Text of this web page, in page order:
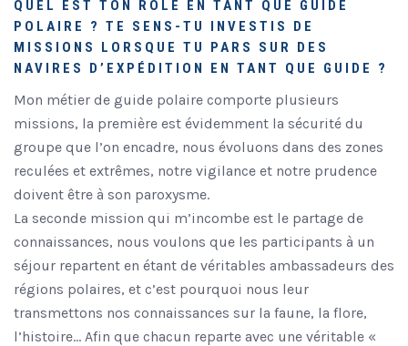
QUEL EST TON RÔLE EN TANT QUE GUIDE
POLAIRE ? TE SENS-TU INVESTIS DE
MISSIONS LORSQUE TU PARS SUR DES
NAVIRES D’EXPÉDITION EN TANT QUE GUIDE ?
Mon métier de guide polaire comporte plusieurs
missions, la première est évidemment la sécurité du
groupe que l’on encadre, nous évoluons dans des zones
reculées et extrêmes, notre vigilance et notre prudence
doivent être à son paroxysme.
La seconde mission qui m’incombe est le partage de
connaissances, nous voulons que les participants à un
séjour repartent en étant de véritables ambassadeurs des
régions polaires, et c’est pourquoi nous leur
transmettons nos connaissances sur la faune, la flore,
l’histoire… Afin que chacun reparte avec une véritable «